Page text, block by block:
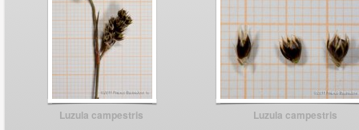
Luzula campestris Luzula campestris